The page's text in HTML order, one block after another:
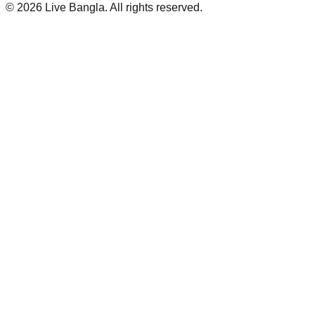
© 2026 Live Bangla. All rights reserved.